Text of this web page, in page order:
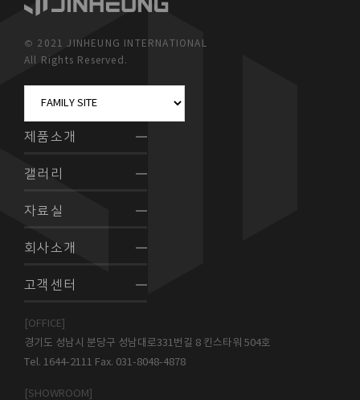
© 2021 JINHEUNG INTERNATIONAL
All Rights Reserved.
제품소개
갤러리
자료실
회사소개
고객센터
[OFFICE]
경기도 성남시 분당구 성남대로331번길 8 킨스타워 504호
Tel. 1644-2111 Fax. 031-8048-4878
[SHOWROOM]